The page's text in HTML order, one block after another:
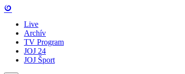
Live
Archív
TV Program
JOJ 24
JOJ Šport